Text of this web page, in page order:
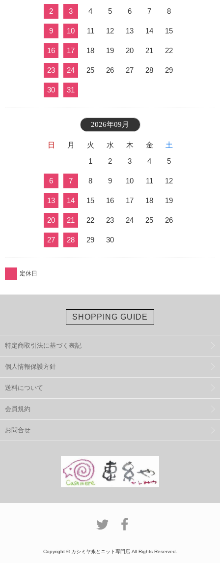
2 3 4 5 6 7 8
9 10 11 12 13 14 15
16 17 18 19 20 21 22
23 24 25 26 27 28 29
30 31
2026年09月
日 月 火 水 木 金
土
1
2 3 4 5
6 7 8 9 10 11 12
13 14 15 16 17 18 19
20 21 22 23 24 25 26
27 28 29 30
定休日
SHOPPING GUIDE
特定商取引法に基づく表記
個人情報保護方針
送料について
会員規約
お問合せ
Copyright © カシミヤ糸とニット専門店 All Rights Reserved.